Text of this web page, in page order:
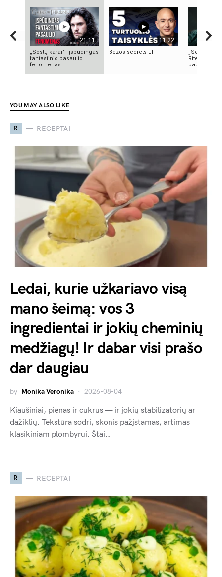
21:11
„Sostų karai" - įspūdingas
fantastinio pasaulio
fenomenas
11:22
Bezos secrets LT
„Septynių
Riteris" – kai
YOU MAY ALSO LIKE
R RECEPTAI
Ledai, kurie užkariavo visą
mano šeimą: vos 3
ingredientai ir jokių cheminių
medžiagų! Ir dabar visi prašo
dar daugiau
by Monika Veronika 2026-08-04
Kiaušiniai, pienas ir cukrus — ir jokių stabilizatorių ar
dažiklių. Tekstūra sodri, skonis pažįstamas, artimas
klasikiniam plombyrui. Štai…
R RECEPTAI